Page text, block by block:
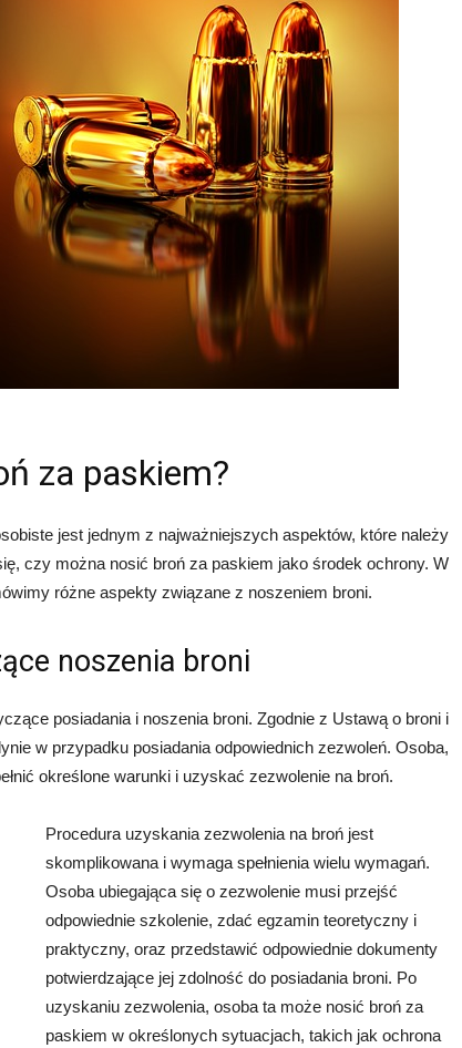
za paskiem?
jest jednym z najważniejszych aspektów, które należy
czy można nosić broń za paskiem jako środek ochrony. W
różne aspekty związane z noszeniem broni.
noszenia broni
posiadania i noszenia broni. Zgodnie z Ustawą o broni i
w przypadku posiadania odpowiednich zezwoleń. Osoba,
określone warunki i uzyskać zezwolenie na broń.
Procedura uzyskania zezwolenia na broń jest
skomplikowana i wymaga spełnienia wielu wymagań.
Osoba ubiegająca się o zezwolenie musi przejść
odpowiednie szkolenie, zdać egzamin teoretyczny i
praktyczny, oraz przedstawić odpowiednie dokumenty
potwierdzające jej zdolność do posiadania broni. Po
uzyskaniu zezwolenia, osoba ta może nosić broń za
paskiem w określonych sytuacjach, takich jak ochrona